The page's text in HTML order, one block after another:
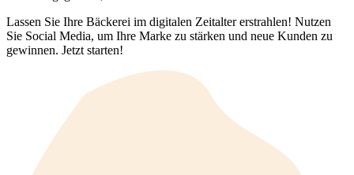
Lassen Sie Ihre Bäckerei im digitalen Zeitalter erstrahlen! Nutzen
Sie Social Media, um Ihre Marke zu stärken und neue Kunden zu
gewinnen. Jetzt starten!